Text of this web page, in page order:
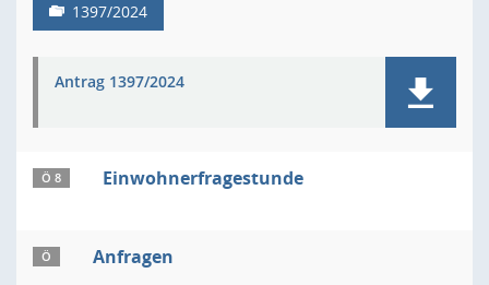
1397/2024
Antrag 1397/2024
Ö 8 Einwohnerfragestunde
Ö Anfragen